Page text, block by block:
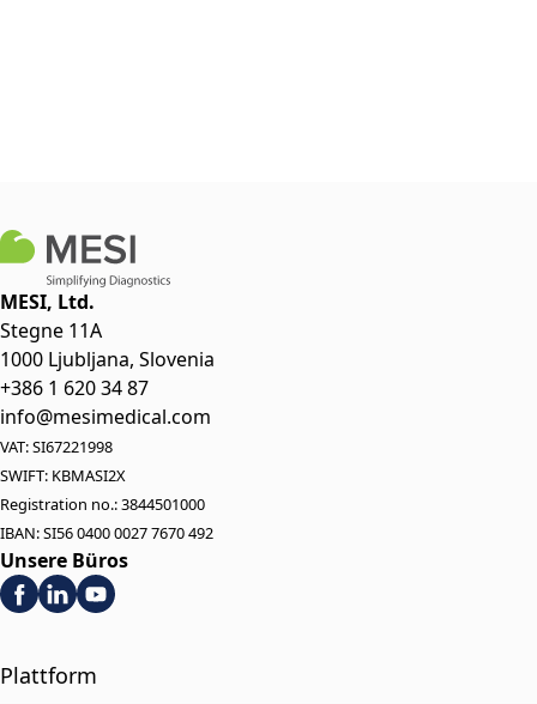
MESI, Ltd.
Stegne 11A
1000 Ljubljana, Slovenia
+386 1 620 34 87
info@mesimedical.com
VAT: SI67221998
SWIFT: KBMASI2X
Registration no.: 3844501000
IBAN: SI56 0400 0027 7670 492
Unsere Büros
Plattform